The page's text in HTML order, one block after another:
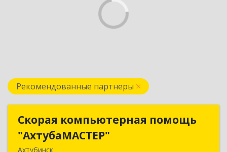
Рекомендованные партнеры
Скорая компьютерная помощь
"АхтубаМАСТЕР"
Ахтубинск
Скорая компьютерная помощь